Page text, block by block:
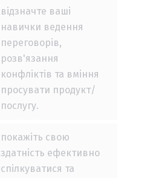
відзначте ваші
навички ведення
переговорів,
розв'язання
конфліктів та вміння
просувати продукт/
послугу.
покажіть свою
здатність ефективно
спілкуватися та